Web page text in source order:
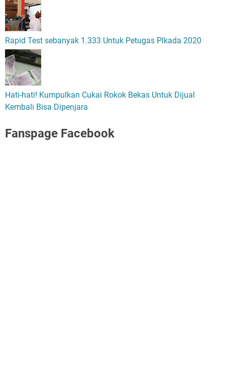
Rapid Test sebanyak 1.333 Untuk Petugas Plkada 2020
Hati-hati! Kumpulkan Cukai Rokok Bekas Untuk Dijual
Kembali Bisa Dipenjara
Fanspage Facebook